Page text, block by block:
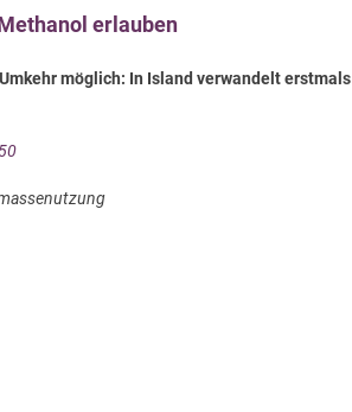
erlauben
möglich: In Island verwandelt erstmals